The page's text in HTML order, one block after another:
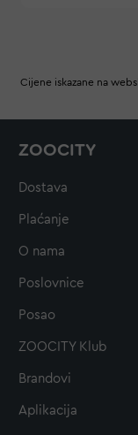
Cijene iskazane na
ZOOCITY
Dostava
Plaćanje
O nama
Poslovnice
Posao
ZOOCITY Klub
Brandovi
Aplikacija